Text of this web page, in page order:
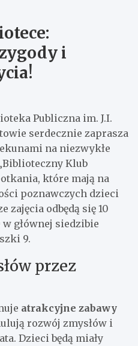
i
Publiczna im. J.I.
serdecznie zaprasza
na niezwykłe
Klub
które mają na
poznawczych dzieci
zajęcia odbędą się 10
głównej siedzibie
9.
przez
atrakcyjne zabawy
rozwój zmysłów i
Dzieci będą miały